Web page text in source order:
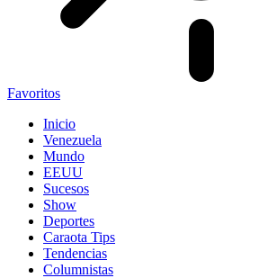
Favoritos
Inicio
Venezuela
Mundo
EEUU
Sucesos
Show
Deportes
Caraota Tips
Tendencias
Columnistas